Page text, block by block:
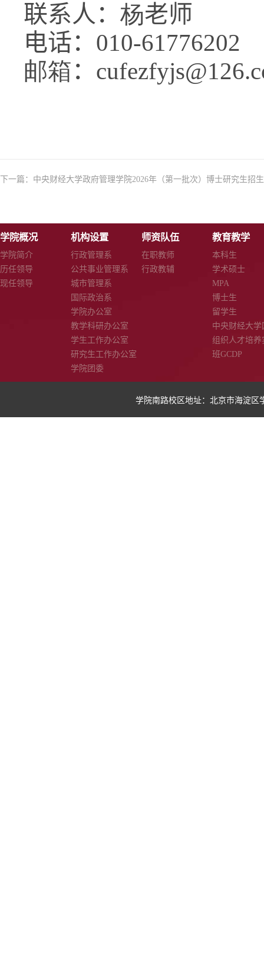
联系人： 杨老师
电话：010-61776202
邮箱：
下一篇： 中央财经大学政府管理学院2026年（第一批次）博士研究生招
学院概况
学院简介
历任领导
现任领导
机构设置
行政管理系
公共事业管理系
城市管理系
国际政治系
学院办公室
教学科研办公室
学生工作办公室
研究生工作办公室
学院团委
师资队伍
在职教师
行政教辅
教育教学
本科生
学术硕士
MPA
博士生
留学生
中央财经大学
组织人才培养
班GCDP
学院南路校区地址：北京市海淀区